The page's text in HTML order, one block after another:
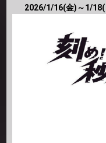
2026/1/16(金)～1/18(